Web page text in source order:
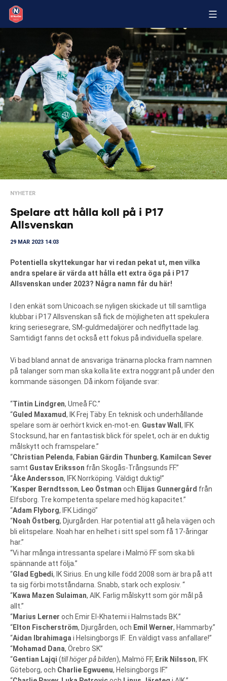
NYHETER
Spelare att hålla koll på i P17
Allsvenskan
29 MAR 2023 14:03
Potentiella skyttekungar har vi redan pekat ut, men vilka
andra spelare är värda att hålla ett extra öga på i P17
Allsvenskan under 2023? Några namn får du här!
I den enkät som Unicoach.se nyligen skickade ut till samtliga
klubbar i P17 Allsvenskan så fick de möjligheten att spekulera
kring seriesegrare, SM-guldmedaljörer och nedflyttade lag.
Samtidigt fanns det också ett fokus på individuella spelare.
Vi bad bland annat de ansvariga tränarna plocka fram namnen
på talanger som man ska kolla lite extra noggrant på under den
kommande säsongen. Då inkom följande svar:
“Tintin Lindgren, Umeå FC.”
“Guled Maxamud, IK Frej Täby. En teknisk och underhållande
spelare som är oerhört kvick en-mot-en. Gustav Wall , IFK
Stocksund, har en fantastisk blick för spelet, och är en duktig
målskytt och framspelare.”
“Christian Pelenda, Fabian Gärdin Thunberg, Kamilcan Sever
samt Gustav Eriksson från Skogås-Trångsunds FF.”
“Åke Andersson, IFK Norrköping. Väldigt duktig!”
“Kasper Berndtsson, Leo Östman och Elijas Gunnergård från
Elfsborg. Tre kompetenta spelare med hög kapacitet.”
“Adam Flyborg, IFK Lidingö”
“Noah Östberg, Djurgården. Har potential att gå hela vägen och
bli elitspelare. Noah har en helhet i sitt spel som få 17-åringar
har.”
“Vi har många intressanta spelare i Malmö FF som ska bli
spännande att följa.”
“Glad Egbedi, IK Sirius. En ung kille född 2008 som är bra på att
ta sig förbi motståndarna. Snabb, stark och explosiv. “
“Kawa Mazen Sulaiman, AIK. Farlig målskytt som gör mål på
allt.”
“Marius Lerner och Emir El-Khatemi i Halmstads BK.”
“Elton Fischerström, Djurgården, och Emil Werner, Hammarby.”
“Aidan Ibrahimagai Helsingborgs IF. En väldigt vass anfallare!”
“Mohamad Dana, Örebro SK”
“Gentian Lajqi (till höger på bilden), Malmö FF, Erik Nilsson, IFK
Göteborg, och Charlie Egwuenu, Helsingborgs IF.”